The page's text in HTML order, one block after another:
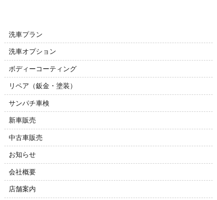
洗車プラン
洗車オプション
ボディーコーティング
リペア（鈑金・塗装）
サンパチ車検
新車販売
中古車販売
お知らせ
会社概要
店舗案内